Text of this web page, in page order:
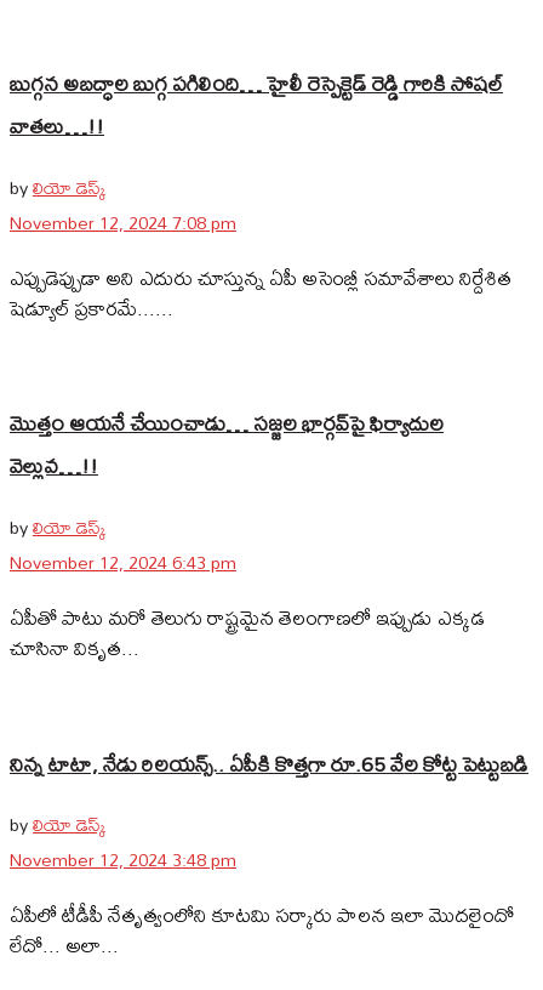
బుగ్గన అబద్ధాల బుగ్గ పగిలింది… హైలీ రెస్పెక్టెడ్‌ రెడ్డి గారికి సోషల్‌
వాతలు…!!
byలియో డెస్క్
November 12, 2024 7:08 pm
ఎప్పుడెప్పుడా అని ఎదురు చూస్తున్న ఏపీ అసెంబ్లీ సమావేశాలు నిర్దేశిత
షెడ్యూల్ ప్రకారమే......
మొత్తం ఆయనే చేయించాడు… సజ్జల భార్గవ్‌పై ఫిర్యాదుల
వెల్లువ…!!
byలియో డెస్క్
November 12, 2024 6:43 pm
ఏపీతో పాటు మరో తెలుగు రాష్ట్రమైన తెలంగాణలో ఇప్పుడు ఎక్కడ
చూసినా వికృత...
నిన్న టాటా, నేడు రిలయన్స్.. ఏపీకి కొత్తగా రూ.65 వేల కోట్ట పెట్టుబడి
byలియో డెస్క్
November 12, 2024 3:48 pm
ఏపీలో టీడీపీ నేతృత్వంలోని కూటమి సర్కారు పాలన ఇలా మొదలైందో
లేదో... అలా...